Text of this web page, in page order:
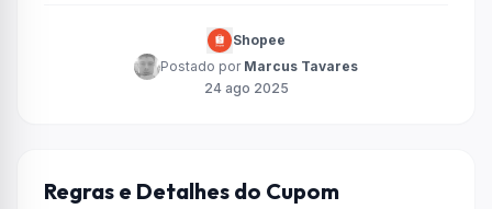
Shopee
Postado por Marcus Tavares
24 ago 2025
Regras e Detalhes do Cupom